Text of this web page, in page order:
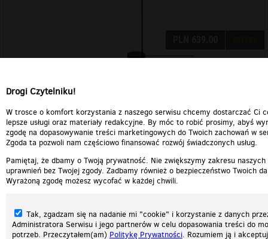
Strona główna
Regulamin
Polityka prywatności
Wszelkie prawa zastrzeżone © 2026 Patrz.pl
Drogi Czytelniku!
W trosce o komfort korzystania z naszego serwisu chcemy dostarczać Ci
lepsze usługi oraz materiały redakcyjne. By móc to robić prosimy, abyś
zgodę na dopasowywanie treści marketingowych do Twoich zachowań w
Zgoda ta pozwoli nam częściowo finansować rozwój świadczonych usług.
Pamiętaj, że dbamy o Twoją prywatność. Nie zwiększymy zakresu naszych
uprawnień bez Twojej zgody. Zadbamy również o bezpieczeństwo Twoich
Wyrażoną zgodę możesz wycofać w każdej chwili.
Tak, zgadzam się na nadanie mi "cookie" i korzystanie z danych
Administratora Serwisu i jego partnerów w celu dopasowania treści do
potrzeb. Przeczytałem(am) Politykę Prywatności. Rozumiem ją i